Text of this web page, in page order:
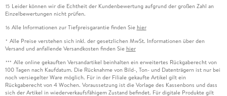
15 Leider können wir die Echtheit der Kundenbewertung aufgrund der großen Zahl an
Einzelbewertungen nicht prüfen.
16 Alle Informationen zur Tiefpreisgarantie finden Sie hier
* Alle Preise verstehen sich inkl. der gesetzlichen MwSt. Informationen über den
Versand und anfallende Versandkosten finden Sie hier
*** Alle online gekauften Versandartikel beinhalten ein erweitertes Rückgaberecht von
100 Tagen nach Kaufdatum. Die Rücknahme von Bild-, Ton- und Datenträgern ist nur bei
noch versiegelter Ware möglich. Für in der Filiale gekaufte Artikel gilt ein
Rückgaberecht von 4 Wochen. Voraussetzung ist die Vorlage des Kassenbons und dass
sich der Artikel in wiederverkaufsfähigem Zustand befindet. Für digitale Produkte gilt